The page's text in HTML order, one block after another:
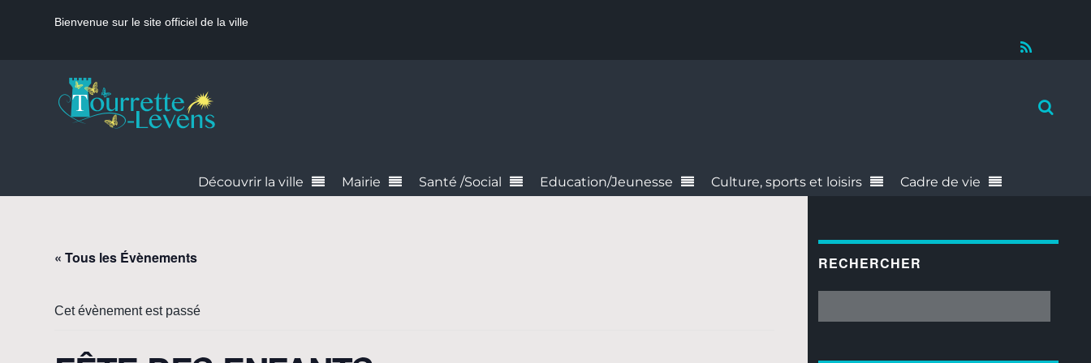
Bienvenue sur le site officiel de la ville
Découvrir la ville Mairie Santé /Social Education/Jeunesse Culture, sports et loisirs Cadre de vie
« Tous les Évènements
Cet évènement est passé
RECHERCHER